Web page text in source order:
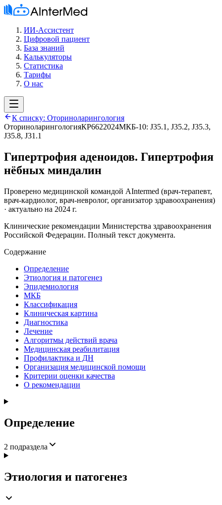
ИИ-Ассистент
Цифровой пациент
База знаний
Калькуляторы
Статистика
Тарифы
О нас
К списку: Оториноларингология
ОториноларингологияКР6622024МКБ-10: J35.1, J35.2, J35.3,
J35.8, J31.1
Гипертрофия аденоидов. Гипертрофия
нёбных миндалин
Проверено медицинской командой AIntermed (врач-терапевт,
врач-кардиолог, врач-невролог, организатор здравоохранения)
· актуально на 2024 г.
Клинические рекомендации Министерства здравоохранения
Российской Федерации. Полный текст документа.
Содержание
Определение
Этиология и патогенез
Эпидемиология
МКБ
Классификация
Клиническая картина
Диагностика
Лечение
Алгоритмы действий врача
Медицинская реабилитация
Профилактика и ДН
Организация медицинской помощи
Критерии оценки качества
О рекомендации
Определение
2 подраздела
Этиология и патогенез